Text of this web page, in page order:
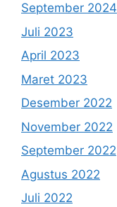
September 2024
Juli 2023
April 2023
Maret 2023
Desember 2022
November 2022
September 2022
Agustus 2022
Juli 2022